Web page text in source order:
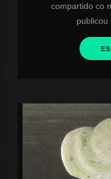
compartido co
publicou